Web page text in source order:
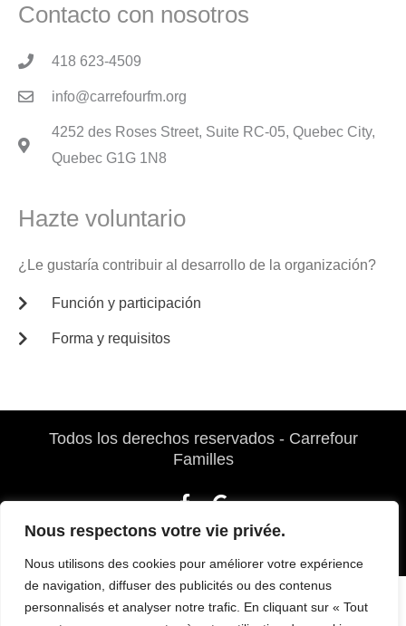
Nous respectons votre vie privée.
Nous utilisons des cookies pour améliorer votre expérience
de navigation, diffuser des publicités ou des contenus
personnalisés et analyser notre trafic. En cliquant sur « Tout
Contacto con nosotros
418 623-4509
info@carrefourfm.org
4252 des Roses Street, Suite RC-05, Quebec City,
Quebec G1G 1N8
Hazte voluntario
¿Le gustaría contribuir al desarrollo de la organización?
Función y participación
Forma y requisitos
Todos los derechos reservados - Carrefour
Familles
a
e
o
o
k
-
o
g
e